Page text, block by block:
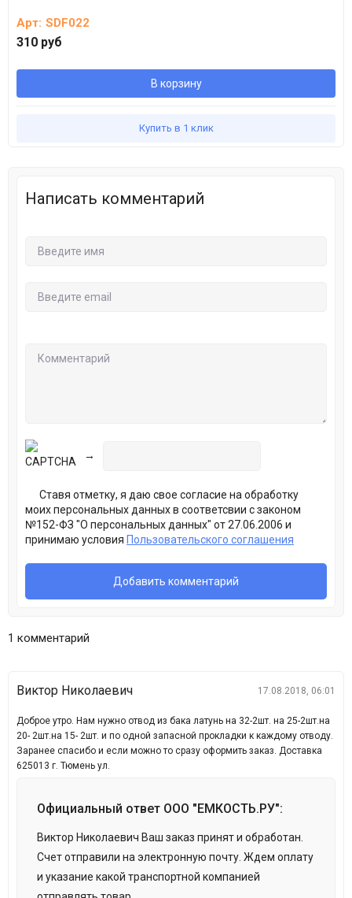
Арт: SDF022
310 руб
В корзину
Купить в 1 клик
Написать комментарий
→
Ставя отметку, я даю свое согласие на обработку
моих персональных данных в соответсвии с законом
№152-ФЗ "О персональных данных" от 27.06.2006 и
принимаю условия Пользовательского соглашения
1 комментарий
Виктор Николаевич 17.08.2018, 06:01
Доброе утро. Нам нужно отвод из бака латунь на 32-2шт. на 25-2шт.на
20- 2шт.на 15- 2шт. и по одной запасной прокладки к каждому отводу.
Заранее спасибо и если можно то сразу оформить заказ. Доставка
625013 г. Тюмень ул.
Официальный ответ ООО "ЕМКОСТЬ.РУ":
Виктор Николаевич Ваш заказ принят и обработан.
Счет отправили на электронную почту. Ждем оплату
и указание какой транспортной компанией